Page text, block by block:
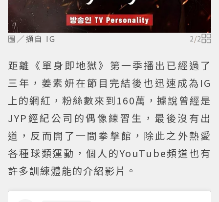
圖／擷自 IG 2/2
距離《單身即地獄》第一季播出已經過了
三年，姜素妍在節目完結後也迅速成為IG
上的網紅，粉絲數來到160萬，據說曾經是
JYP經紀公司的偶像練習生，最後沒有出
道，反而開了一間拳擊館，除此之外熱愛
各種球類運動，個人的YouTube頻道也有
許多訓練體能的介紹影片。